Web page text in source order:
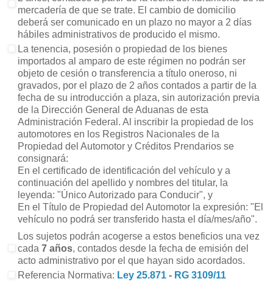
mercadería de que se trate. El cambio de domicilio
deberá ser comunicado en un plazo no mayor a 2 días
hábiles administrativos de producido el mismo.
La tenencia, posesión o propiedad de los bienes
importados al amparo de este régimen no podrán ser
objeto de cesión o transferencia a título oneroso, ni
gravados, por el plazo de 2 años contados a partir de la
fecha de su introducción a plaza, sin autorización previa
de la Dirección General de Aduanas de esta
Administración Federal. Al inscribir la propiedad de los
automotores en los Registros Nacionales de la
Propiedad del Automotor y Créditos Prendarios se
consignará:
En el certificado de identificación del vehículo y a
continuación del apellido y nombres del titular, la
leyenda: "Único Autorizado para Conducir", y
En el Título de Propiedad del Automotor la expresión: "El
vehículo no podrá ser transferido hasta el día/mes/año".
Los sujetos podrán acogerse a estos beneficios una vez
cada 7 años, contados desde la fecha de emisión del
acto administrativo por el que hayan sido acordados.
Referencia Normativa: Ley 25.871 - RG 3109/11